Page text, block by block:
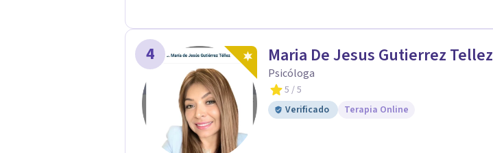
4 Maria De Jesus Gutierrez Tellez
Psicóloga
5 / 5
Verificado
Terapia Online